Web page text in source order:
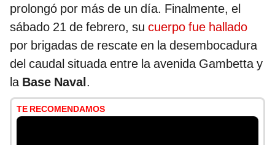
prolongó por más de un día. Finalmente, el
sábado 21 de febrero, su cuerpo fue hallado
por brigadas de rescate en la desembocadura
del caudal situada entre la avenida Gambetta y
la Base Naval.
TE RECOMENDAMOS